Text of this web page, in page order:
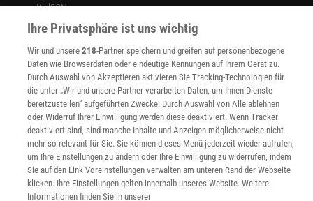
KielSCN
Wissenschaft in die Schulen
Uns finden Sie auch hier:
Ihre Privatsphäre ist uns wichtig
Wir und unsere218-Partner speichern und greifen auf personenbezogene
Daten wie Browserdaten oder eindeutige Kennungen auf Ihrem Gerät zu.
Durch Auswahl von Akzeptieren aktivieren Sie Tracking-Technologien für
die unter „Wir und unsere Partner verarbeiten Daten, um Ihnen Dienste
bereitzustellen“ aufgeführten Zwecke. Durch Auswahl von Alle ablehnen
oder Widerruf Ihrer Einwilligung werden diese deaktiviert. Wenn Tracker
deaktiviert sind, sind manche Inhalte und Anzeigen möglicherweise nicht
mehr so relevant für Sie. Sie können dieses Menü jederzeit wieder aufrufen,
um Ihre Einstellungen zu ändern oder Ihre Einwilligung zu widerrufen, indem
Sie auf den Link Voreinstellungen verwalten am unteren Rand der Webseite
klicken. Ihre Einstellungen gelten innerhalb unseres Website. Weitere
Informationen finden Sie in unserer